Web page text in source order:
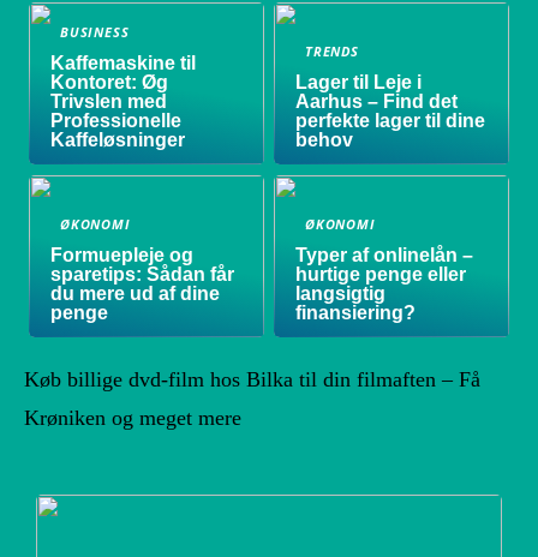
BUSINESS
Kaffemaskine til
Kontoret: Øg
Trivslen med
Professionelle
Kaffeløsninger
TRENDS
Lager til Leje i
Aarhus – Find det
perfekte lager til dine
behov
ØKONOMI
Formuepleje og
sparetips: Sådan får
du mere ud af dine
penge
ØKONOMI
Typer af onlinelån –
hurtige penge eller
langsigtig
finansiering?
Køb billige dvd-film hos Bilka til din filmaften – Få
Krøniken og meget mere